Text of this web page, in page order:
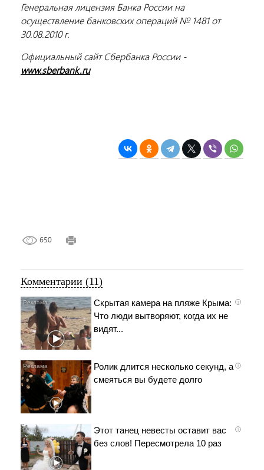
Генеральная лицензия Банка России на
осуществление банковских операций № 1481 от
30.08.2010 г.
Официальный сайт Сбербанка России -
www.sberbank.ru
650
Комментарии (11)
i
Скрытая камера на пляже Крыма:
Что люди вытворяют, когда их не
видят...
i
Ролик длится несколько секунд, а
смеяться вы будете долго
i
Этот танец невесты оставит вас
без слов! Пересмотрела 10 раз